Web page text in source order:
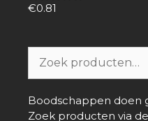
0
€0.81
naar:
Boodschappen doen
Zoek producten via